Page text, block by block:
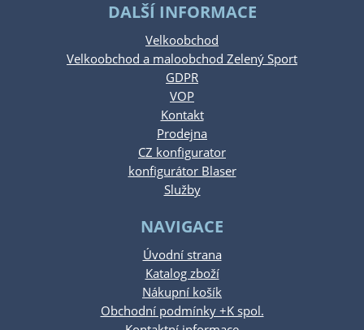
DALŠÍ INFORMACE
Velkoobchod
Velkoobchod a maloobchod Zelený Sport
GDPR
VOP
Kontakt
Prodejna
CZ konfigurator
konfigurátor Blaser
Služby
NAVIGACE
Úvodní strana
Katalog zboží
Nákupní košík
Obchodní podmínky +K spol.